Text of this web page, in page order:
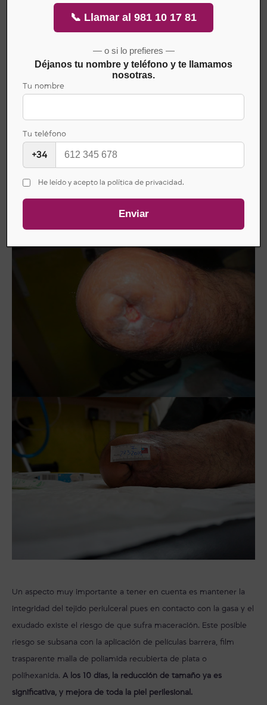
tejido y cómo las zonas de esfacelo se van limpiando y ya
apareciendo zonas de granulación ydisminución del tamaño de
Un aspecto muy importante a tener en cuenta es mantener la
integridad del tejido periulceral pues en contacto con la gasa y el
exudado existe el riesgo de que sufra maceración. Este posible
riesgo se subsana con la aplicación de películas barrera, film
trasparente malla de poliamida recubierta de plata o
polihexanida. A los 10 días, la reducción de tamaño ya es
significativa, y mejora de toda la piel perilesional.
📞 Llamar al 981 10 17 81
— o si lo prefieres —
Déjanos tu nombre y teléfono y te llamamos
nosotras.
Tu nombre
Tu teléfono
+34
He leído y acepto la política de privacidad.